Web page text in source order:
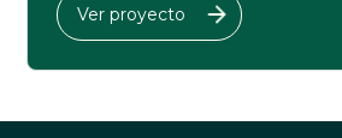
Ver proyecto